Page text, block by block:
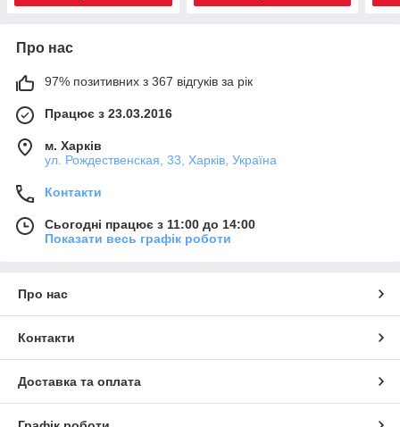
Про нас
97% позитивних з 367 відгуків за рік
Працює з 23.03.2016
м. Харків
ул. Рождественская, 33, Харків, Україна
Контакти
Сьогодні працює з 11:00 до 14:00
Показати весь графік роботи
Про нас
Контакти
Доставка та оплата